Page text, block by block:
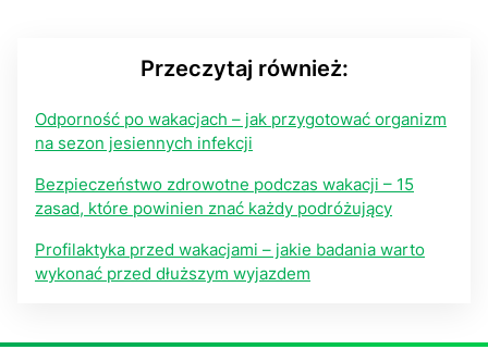
Przeczytaj również:
Odporność po wakacjach – jak przygotować organizm
na sezon jesiennych infekcji
Bezpieczeństwo zdrowotne podczas wakacji – 15
zasad, które powinien znać każdy podróżujący
Profilaktyka przed wakacjami – jakie badania warto
wykonać przed dłuższym wyjazdem